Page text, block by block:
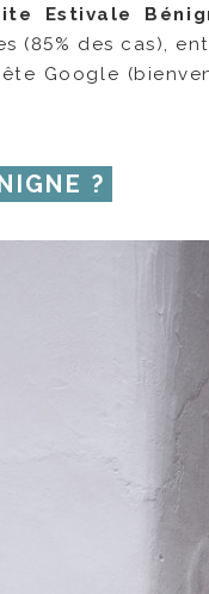
Estivale
des cas),
Google
?